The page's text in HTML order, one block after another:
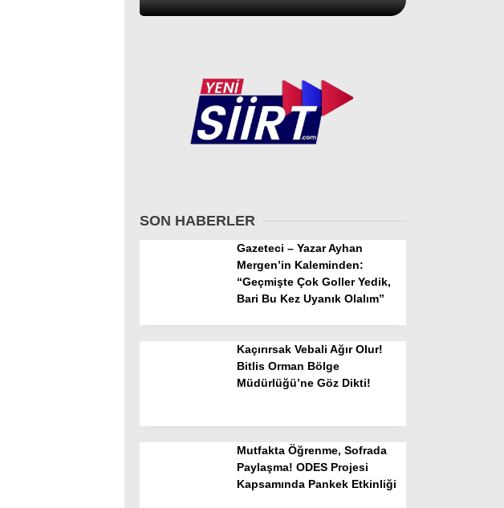
SON HABERLER
Gazeteci – Yazar Ayhan
Mergen’in Kaleminden:
“Geçmişte Çok Goller Yedik,
Bari Bu Kez Uyanık Olalım”
Kaçırırsak Vebali Ağır Olur!
Bitlis Orman Bölge
Müdürlüğü’ne Göz Dikti!
Mutfakta Öğrenme, Sofrada
Paylaşma! ODES Projesi
Kapsamında Pankek Etkinliği